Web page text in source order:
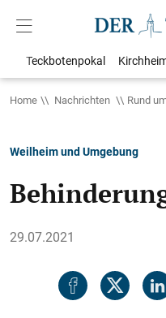
Teckbotenpokal
Home Nachrichten Rund
Weilheim und Umgebung
29.07.2021